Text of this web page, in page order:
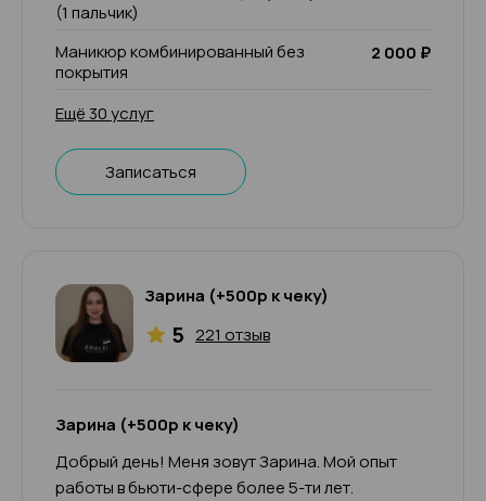
(1 пальчик)
Маникюр комбинированный без
покрытия
2 000 ₽
Ещё 30 услуг
Записаться
Зарина (+500р к чеку)
5 221 отзыв
Зарина (+500р к чеку)
Добрый день! Меня зовут Зарина. Мой опыт
работы в бьюти-сфере более 5-ти лет.